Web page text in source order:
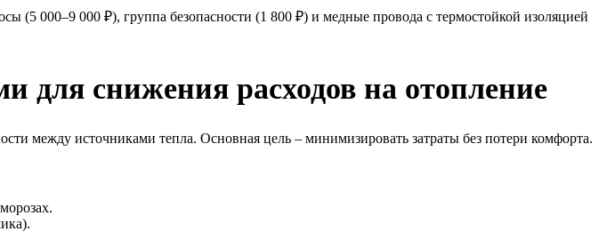
(5 000–9 000 ₽), группа безопасности (1 800 ₽) и медные провода с термостойкой изоляцией
для снижения расходов на отопление
между источниками тепла. Основная цель – минимизировать затраты без потери комфорта.